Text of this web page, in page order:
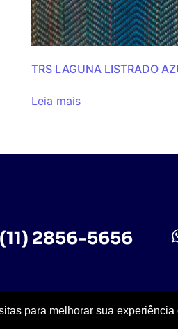
TRS LAGUNA LISTRADO
Leia mais
2856-5656
para melhorar sua